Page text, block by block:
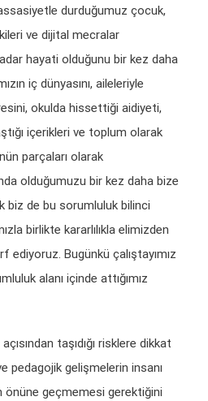
durduğumuz çocuk,
ve dijital mecralar
hayati olduğunu bir kez daha
iç dünyasını, aileleriyle
okulda hissettiği aidiyeti,
içerikleri ve toplum olarak
parçaları olarak
olduğumuzu bir kez daha bize
biz de bu sorumluluk bilinci
birlikte kararlılıkla elimizden
ediyoruz. Bugünkü çalıştayımız
alanı içinde attığımız
taşıdığı risklere dikkat
pedagojik gelişmelerin insanı
önüne geçmemesi gerektiğini